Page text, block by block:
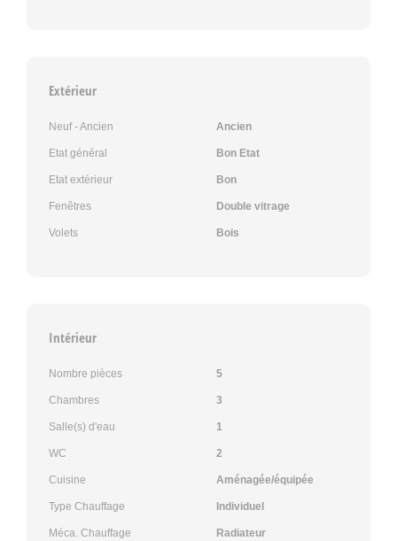
Extérieur
Neuf - Ancien Ancien
Etat général Bon Etat
Etat extérieur Bon
Fenêtres Double vitrage
Volets Bois
Intérieur
Nombre pièces 5
Chambres 3
Salle(s) d'eau 1
WC 2
Cuisine Aménagée/équipée
Type Chauffage Individuel
Méca. Chauffage Radiateur